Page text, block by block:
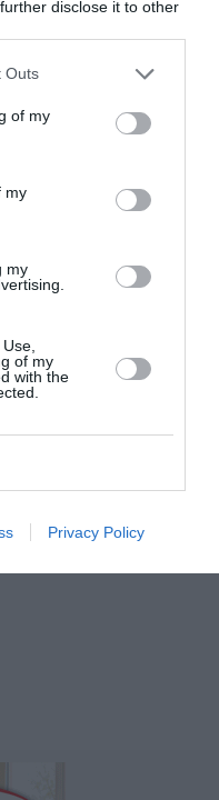
disclose it to other
Outs
of my
my
my
of my
with the
Privacy Policy
την πόρτα να γίνουν
θα στείλουν
την
ένα τόσο ζοφερό
ζούμε σήμερα».
ΟΜΟΦΥΛΛΩΝ